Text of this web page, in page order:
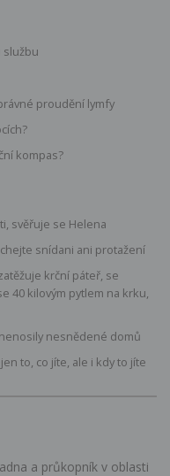
službu
proudění lymfy
kompas?
svěřuje se Helena
snídani ani protažení
krční páteř, se
40 kilovým pytlem na krku,
nesnědené domů
to, co jíte, ale i kdy to jíte
a průkopník v oblasti